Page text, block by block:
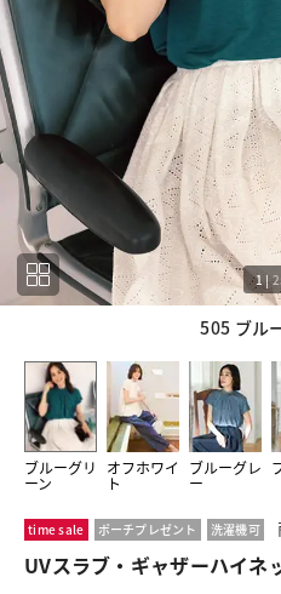
505 ブル
1|
ブルーグリ
ーン
オフホワイ
ト
ブルーグレ
ー
time sale ポーチプレゼント 洗濯機可
UVスラブ・ギャザーハイネ
この商品をシェアする
UVスラブ・ギャザ